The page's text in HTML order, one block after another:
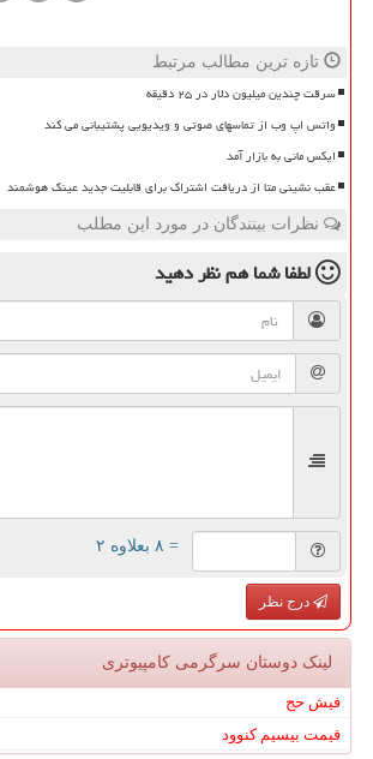
تازه ترین مطالب مرتبط
سرقت چندین میلیون دلار در ۲۵ دقیقه
واتس اپ وب از تماسهای صوتی و ویدیویی پشتیبانی می کند
ایکس مانی به بازار آمد
عقب نشینی متا از دریافت اشتراک برای قابلیت جدید عینک هوشمند
نظرات بینندگان در مورد این مطلب
لطفا شما همنظر دهید
= ۸ بعلاوه ۲
درج نظر
لینک دوستان سرگرمی كامپیوتری
فیش حج
قیمت بیسیم کنوود